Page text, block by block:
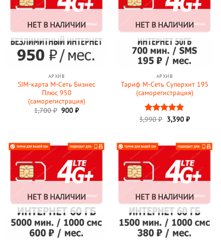
НЕТ В НАЛИЧИИ
АРХИВ
SIM-карта М-Сеть Бизнес
Плюс 950
(саморегистрация)
1,700₽ Первоначальная
900₽Текущая
НЕТ В НАЛИЧИИ
АРХИВ
Тариф М-Сеть Суперхит 195
(саморегистрация)
Оценка
3,990₽ 3,390 ₽
НЕТ В НАЛИЧИИ НЕТ В НАЛИЧИИ